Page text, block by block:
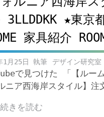
3LLDDKK ★東京
家具紹介
1月25日 デザイン研究
で見つけた 「【ルー
ニア西海岸スタイル】注
きを読む